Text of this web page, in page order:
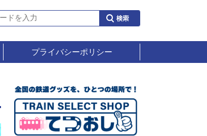
プライバシーポリシー